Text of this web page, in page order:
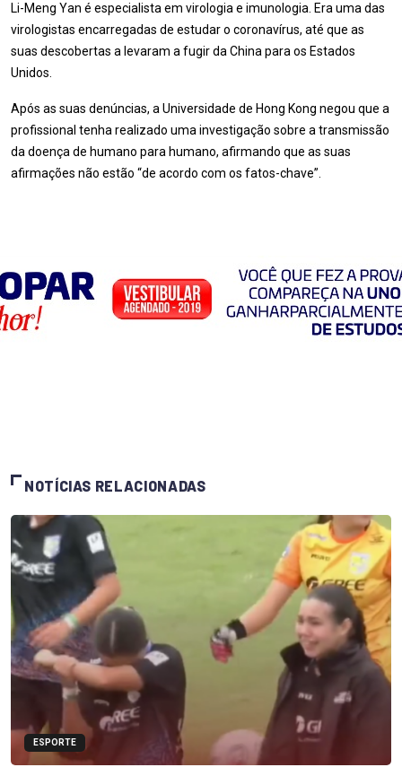
Li-Meng Yan é especialista em virologia e imunologia. Era uma das
virologistas encarregadas de estudar o coronavírus, até que as
suas descobertas a levaram a fugir da China para os Estados
Unidos.
Após as suas denúncias, a Universidade de Hong Kong negou que a
profissional tenha realizado uma investigação sobre a transmissão
da doença de humano para humano, afirmando que as suas
afirmações não estão “de acordo com os fatos-chave”.
NOTÍCIAS RELACIONADAS
ESPORTE